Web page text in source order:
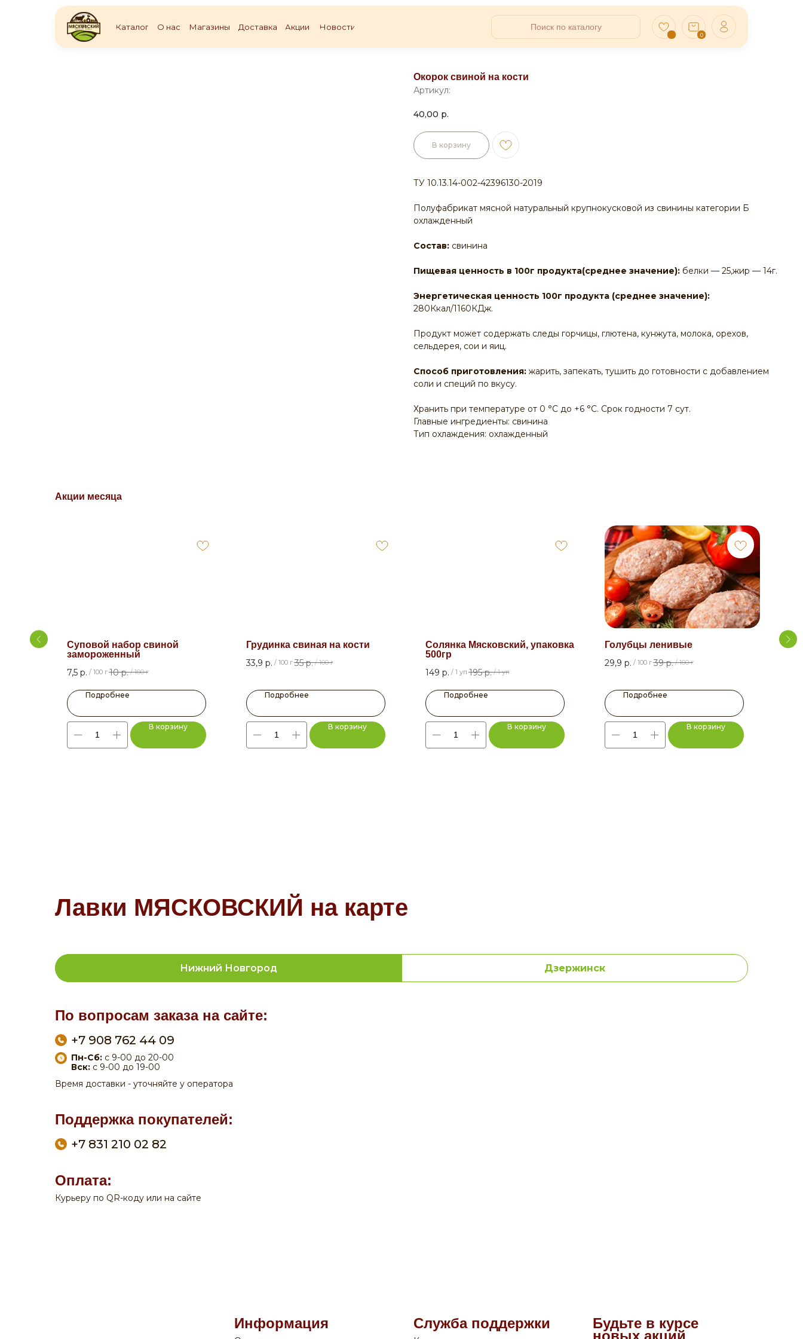
Новости
Акции
Доставка
Магазины
О нас
Каталог
0
Окорок свиной на кости
Артикул:
40,00 р.
В корзину
ТУ 10.13.14-002-42396130-2019
Полуфабрикат мясной натуральный крупнокусковой из свинины категории Б
охлажденный
Состав: свинина
Пищевая ценность в 100г продукта(среднее значение): белки — 25,жир — 14г.
Энергетическая ценность 100г продукта (среднее значение):
280Ккал/1160КДж.
Продукт может содержать следы горчицы, глютена, кунжута, молока, орехов,
сельдерея, сои и яиц.
Способ приготовления: жарить, запекать, тушить до готовности с добавлением
соли и специй по вкусу.
Хранить при температуре от 0 °С до +6 °С. Срок годности 7 сут.
Главные ингредиенты: свинина
Тип охлаждения: охлажденный
Акции месяца
Суповой набор свиной
замороженный
7,5 р. / 100 г 10 р. / 100 г
Подробнее
В корзину
Грудинка свиная на кости
33,9 р. / 100 г 35 р. / 100 г
Подробнее
В корзину
Солянка Мясковский, упаковка
500гр
149 р. / 1 уп 195 р. / 1 уп
Подробнее
В корзину
Голубцы ленивые
29,9 р. / 100 г 39 р. / 100 г
Подробнее
В корзину
Лавки МЯСКОВСКИЙ на карте
Нижний Новгород Дзержинск
+7 908 762 44 09
+7 831 210 02 82
Пн-Сб: с 9-00 до 20-00
Вск: с 9-00 до 19-00
Время доставки - уточняйте у оператора
Курьеру по QR-коду или на сайте
По вопросам заказа на сайте:
Оплата:
Поддержка покупателей:
Информация Служба поддержки Будьте в курсе
новых акций